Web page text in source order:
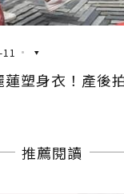
塑身衣！產後
推薦閱讀